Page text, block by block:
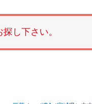
し下さい。